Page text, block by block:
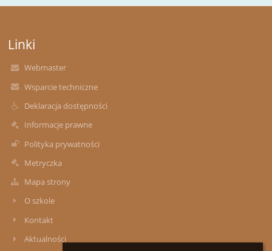
Linki
Webmaster
Wsparcie techniczne
Deklaracja dostępności
Informacje prawne
Polityka prywatności
Metryczka
Mapa strony
O szkole
Kontakt
Aktualności